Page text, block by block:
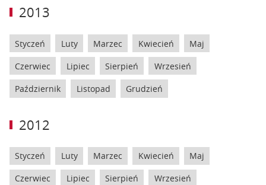
2013
Styczeń Luty Marzec Kwiecień Maj
Czerwiec Lipiec Sierpień Wrzesień
Październik Listopad Grudzień
2012
Styczeń Luty Marzec Kwiecień Maj
Czerwiec Lipiec Sierpień Wrzesień